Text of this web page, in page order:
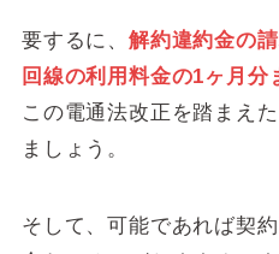
要するに、 解約違約金の
回線の利用料金の1ヶ月分
この電通法改正を踏まえ
ましょう。
そして、可能であれば契